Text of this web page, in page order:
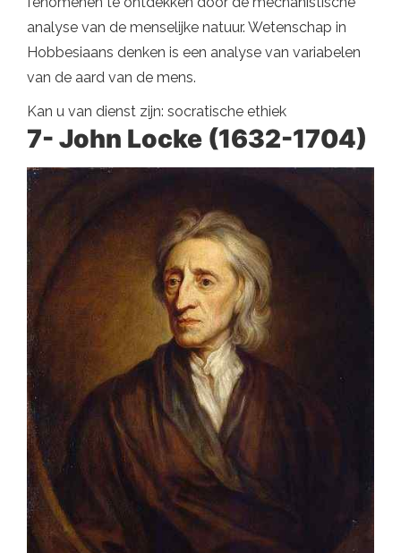
analyse van de menselijke natuur. Wetenschap in
Hobbesiaans denken is een analyse van variabelen
van de aard van de mens.
Kan u van dienst zijn: socratische ethiek
7- John Locke (1632-1704)